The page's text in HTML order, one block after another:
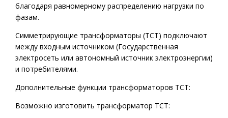
благодаря равномерному распределению нагрузки по
фазам.
Симметрирующие трансформаторы (ТСТ) подключают
между входным источником (Государственная
электросеть или автономный источник электроэнергии)
и потребителями.
Дополнительные функции трансформаторов ТСТ:
Возможно изготовить трансформатор ТСТ: